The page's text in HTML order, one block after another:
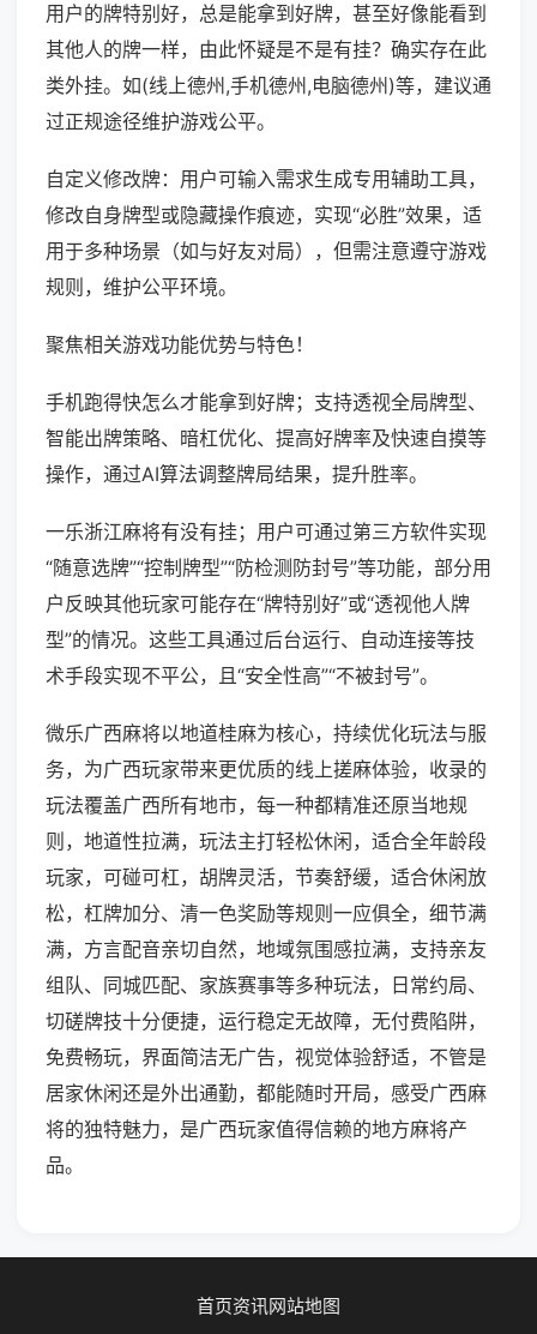
用户的牌特别好，总是能拿到好牌，甚至好像能看到
其他人的牌一样，由此怀疑是不是有挂？确实存在此
类外挂。如(线上德州,手机德州,电脑德州)等，建议通
过正规途径维护游戏公平。
自定义修改牌：用户可输入需求生成专用辅助工具，
修改自身牌型或隐藏操作痕迹，实现“必胜”效果，适
用于多种场景（如与好友对局），但需注意遵守游戏
规则，维护公平环境。
聚焦相关游戏功能优势与特色！
手机跑得快怎么才能拿到好牌；支持透视全局牌型、
智能出牌策略、暗杠优化、提高好牌率及快速自摸等
操作，通过AI算法调整牌局结果，提升胜率。
一乐浙江麻将有没有挂；用户可通过第三方软件实现
“随意选牌”“控制牌型”“防检测防封号”等功能，部分用
户反映其他玩家可能存在“牌特别好”或“透视他人牌
型”的情况。这些工具通过后台运行、自动连接等技
术手段实现不平公，且“安全性高”“不被封号”。
微乐广西麻将以地道桂麻为核心，持续优化玩法与服
务，为广西玩家带来更优质的线上搓麻体验，收录的
玩法覆盖广西所有地市，每一种都精准还原当地规
则，地道性拉满，玩法主打轻松休闲，适合全年龄段
玩家，可碰可杠，胡牌灵活，节奏舒缓，适合休闲放
松，杠牌加分、清一色奖励等规则一应俱全，细节满
满，方言配音亲切自然，地域氛围感拉满，支持亲友
组队、同城匹配、家族赛事等多种玩法，日常约局、
切磋牌技十分便捷，运行稳定无故障，无付费陷阱，
免费畅玩，界面简洁无广告，视觉体验舒适，不管是
居家休闲还是外出通勤，都能随时开局，感受广西麻
将的独特魅力，是广西玩家值得信赖的地方麻将产
品。
首页资讯网站地图